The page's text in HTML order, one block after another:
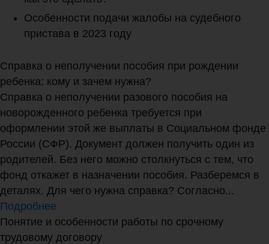
Особенности подачи жалобы на судебного
пристава в 2023 году
Справка о неполучении пособия при рождении
ребенка: кому и зачем нужна?
Справка о неполучении разового пособия на
новорожденного ребенка требуется при
оформлении этой же выплаты в Социальном фонде
России (СФР). Документ должен получить один из
родителей. Без него можно столкнуться с тем, что
фонд откажет в назначении пособия. Разберемся в
деталях. Для чего нужна справка? Согласно...
Подробнее
Понятие и особенности работы по срочному
трудовому договору